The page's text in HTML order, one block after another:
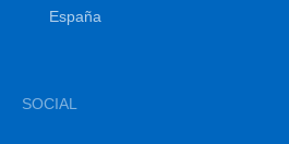
España
SOCIAL